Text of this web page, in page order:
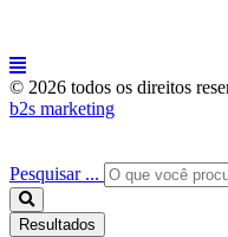
© 2026 todos os direitos
b2s marketing
Pesquisar ...
Resultados